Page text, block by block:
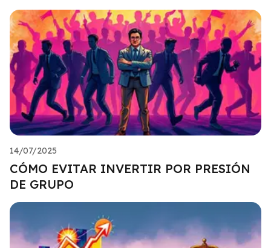
14/07/2025
CÓMO EVITAR INVERTIR POR PRESIÓN
DE GRUPO